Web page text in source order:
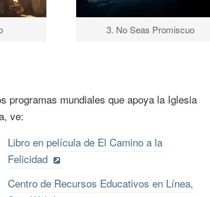
3. No Seas Promiscuo
programas mundiales que apoya la Iglesia
ve:
Libro en película de El Camino a la
Felicidad
Centro de Recursos Educativos en Línea,